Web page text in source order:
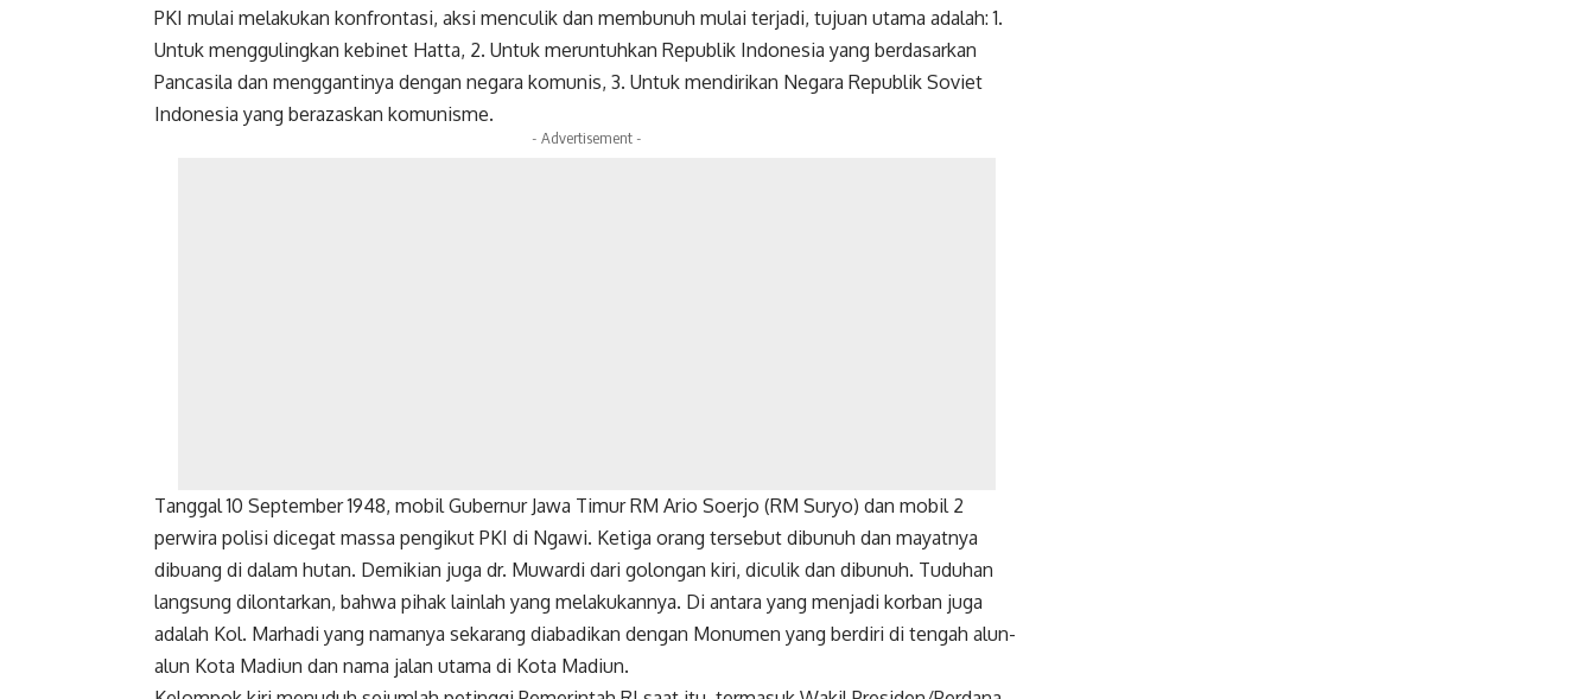
PKI mulai melakukan konfrontasi, aksi menculik dan membunuh mulai terjadi, tujuan utama adalah: 1.
Untuk menggulingkan kebinet Hatta, 2. Untuk meruntuhkan Republik Indonesia yang berdasarkan
Pancasila dan menggantinya dengan negara komunis, 3. Untuk mendirikan Negara Republik Soviet
Indonesia yang berazaskan komunisme.
- Advertisement -
Tanggal 10 September 1948, mobil Gubernur Jawa Timur RM Ario Soerjo (RM Suryo) dan mobil 2
perwira polisi dicegat massa pengikut PKI di Ngawi. Ketiga orang tersebut dibunuh dan mayatnya
dibuang di dalam hutan. Demikian juga dr. Muwardi dari golongan kiri, diculik dan dibunuh. Tuduhan
langsung dilontarkan, bahwa pihak lainlah yang melakukannya. Di antara yang menjadi korban juga
adalah Kol. Marhadi yang namanya sekarang diabadikan dengan Monumen yang berdiri di tengah alun-
alun Kota Madiun dan nama jalan utama di Kota Madiun.